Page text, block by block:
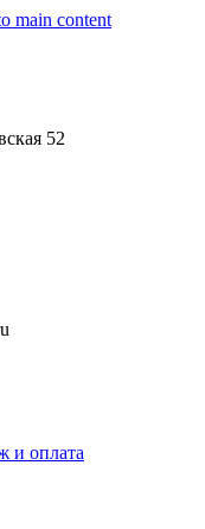
main content
52
и оплата